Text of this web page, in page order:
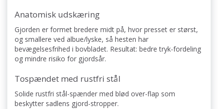
Anatomisk udskæring
Gjorden er formet bredere midt på, hvor presset er størst,
og smallere ved albue/lyske, så hesten har
bevægelsesfrihed i bovbladet. Resultat: bedre tryk-fordeling
og mindre risiko for gjordsår.
Tospændet med rustfri stål
Solide rustfri stål-spænder med blød over-flap som
beskytter sadlens gjord-stropper.